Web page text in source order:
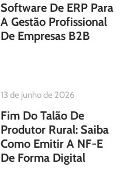
Software De ERP Para
A Gestão Profissional
De Empresas B2B
13 de junho de 2026
Fim Do Talão De
Produtor Rural: Saiba
Como Emitir A NF-E
De Forma Digital